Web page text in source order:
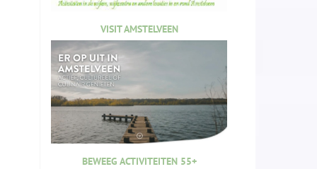
VISIT AMSTELVEEN
BEWEEG ACTIVITEITEN 55+